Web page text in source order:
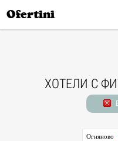
Ofertini
ХОТЕЛИ С
Огняново